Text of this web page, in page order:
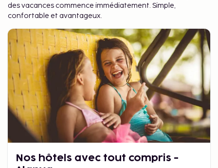
des vacances commence immédiatement. Simple,
confortable et avantageux.
Nos hôtels avec tout compris -